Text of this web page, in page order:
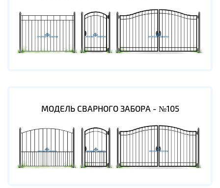
МОДЕЛЬ СВАРНОГО ЗАБОРА - №105